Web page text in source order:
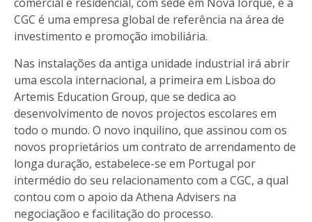
CGC é uma empresa global de referência na área de
investimento e promoção imobiliária.
Nas instalações da antiga unidade industrial irá abrir
uma escola internacional, a primeira em Lisboa do
Artemis Education Group, que se dedica ao
desenvolvimento de novos projectos escolares em
todo o mundo. O novo inquilino, que assinou com os
novos proprietários um contrato de arrendamento de
longa duração, estabelece-se em Portugal por
intermédio do seu relacionamento com a CGC, a qual
contou com o apoio da Athena Advisers na
negociaçãoo e facilitação do processo.